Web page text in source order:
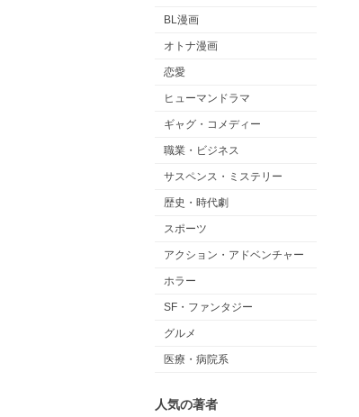
BL漫画
オトナ漫画
恋愛
ヒューマンドラマ
ギャグ・コメディー
職業・ビジネス
サスペンス・ミステリー
歴史・時代劇
スポーツ
アクション・アドベンチャー
ホラー
SF・ファンタジー
グルメ
医療・病院系
人気の著者